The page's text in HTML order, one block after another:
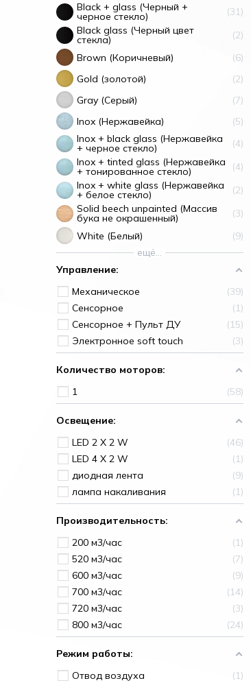
Black + glass (Черный +
черное стекло)
31
Black glass (Черный цвет
стекла)
2
Brown (Коричневый)
6
Gold (золотой)
2
Gray (Серый)
7
Inox (Нержавейка)
5
Inox + black glass (Нержавейка
+ черное стекло)
4
Inox + tinted glass (Нержавейка
+ тонированное стекло)
4
Inox + white glass (Нержавейка
+ белое стекло)
2
Solid beech unpainted (Массив
бука не окрашенный)
3
White (Белый)
9
ещё...
Управление:
Механическое
39
Сенсорное
1
Сенсорное + Пульт ДУ
15
Электронное soft touch
3
Количество моторов:
1
58
Освещение:
LED 2 Х 2 W
46
LED 4 Х 2 W
1
диодная лента
9
лампа накаливания
1
Производительность:
200 м3/час
1
520 м3/час
7
600 м3/час
9
700 м3/час
14
720 м3/час
3
800 м3/час
24
Режим работы:
Отвод воздуха
1